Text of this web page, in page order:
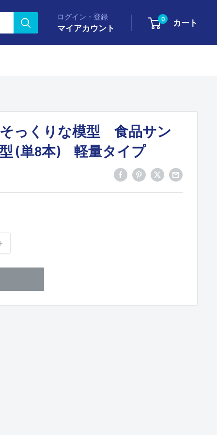
ログイン・登録
マイアカウント
0 カート
っくりな模型 食品サン
(単8本) 軽量タイプ